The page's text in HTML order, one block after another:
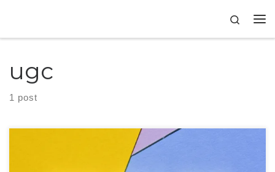
Search
ugc
1 post